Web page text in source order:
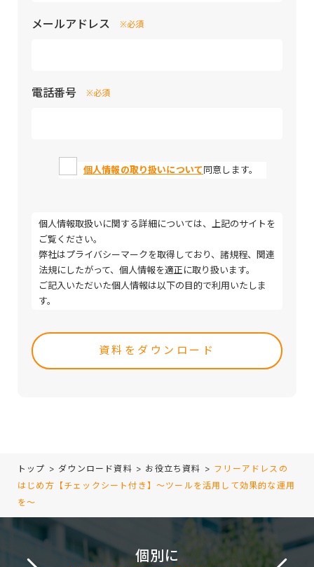
メールアドレス ※必須
電話番号 ※必須
個人情報の取り扱いについて 同意します。
個人情報取扱いに関する詳細については、上記のサイトを
ご覧ください。
弊社はプライバシーマークを取得しており、諸規程、関連
法規にしたがって、個人情報を適正に取り扱います。
ご記入いただいた個人情報は以下の目的で利用いたしま
す。
注、決済および対応
・取引（提案）に基づく役務等の授受
・当社サービス等に関する情報の提供、収集および伝達
leave
this
field
トップ > ダウンロード資料 > お役立ち資料 > フリーアドレスの
はじめ方【チェックシート付き】～ツールを活用して効果的な運用
を～
個別に